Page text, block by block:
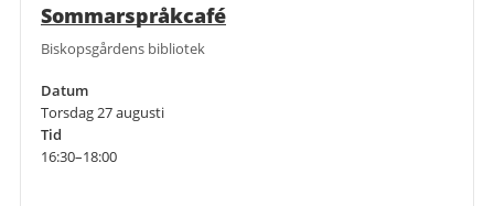
Sommarspråkcafé
Biskopsgårdens bibliotek
Datum
Torsdag 27 augusti
Tid
16:30–18:00